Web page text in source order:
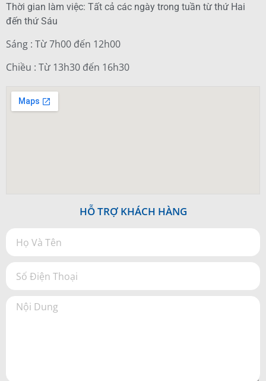
Thời gian làm việc: Tất cả các ngày trong tuần từ thứ Hai
đến thứ Sáu
Sáng : Từ 7h00 đến 12h00
Chiều : Từ 13h30 đến 16h30
HỖ TRỢ KHÁCH HÀNG